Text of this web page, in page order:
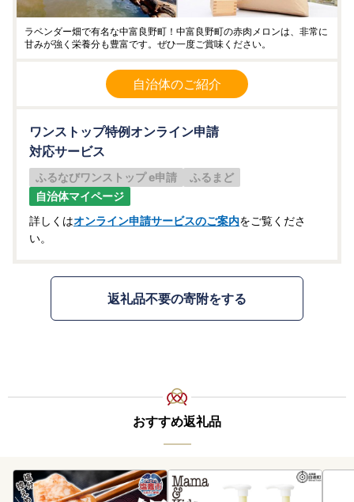
ラベンダー畑で有名な中富良野町！中富良野町の赤肉メロンは、非常に
甘みが強く栄養分も豊富です。ぜひ一度ご賞味ください。
自治体のご紹介
ワンストップ特例オンライン申請
対応サービス
ふるなびワンストップ e申請
ふるまど
自治体マイページ
詳しくはオンライン申請サービスのご案内をご覧くださ
い。
返礼品不要の寄附をする
おすすめ返礼品